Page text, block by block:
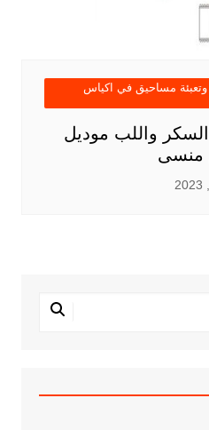
وتعبئة مساحيق في اكياس
السكر واللب موديل